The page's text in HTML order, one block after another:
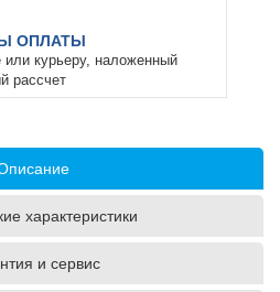
ОПЛАТЫ
курьеру, наложенный
рассчет
характеристики
и сервис